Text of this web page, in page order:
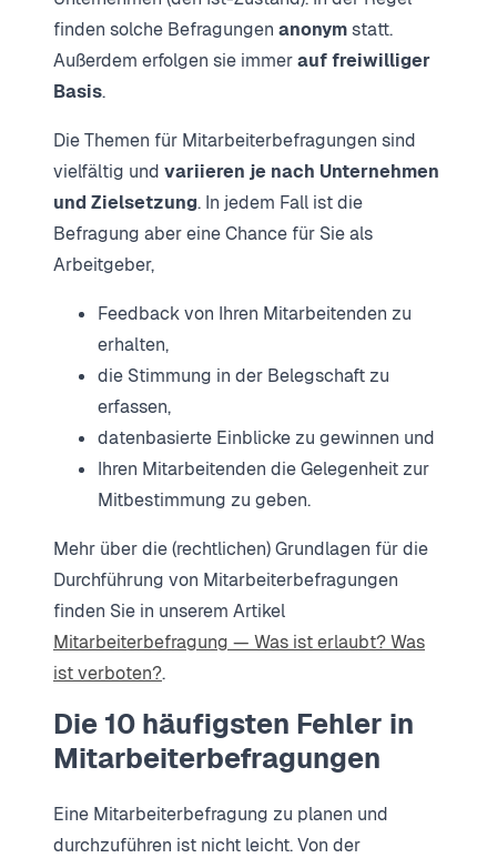
finden solche Befragungen anonymstatt.
Außerdem erfolgen sie immerauf freiwilliger
Basis.
Die Themen für Mitarbeiterbefragungen sind
vielfältig und variieren je nach Unternehmen
und Zielsetzung. In jedem Fall ist die
Befragung aber eine Chance für Sie als
Arbeitgeber,
Feedback von Ihren Mitarbeitenden zu
erhalten,
die Stimmung in der Belegschaft zu
erfassen,
datenbasierte Einblicke zu gewinnen und
Ihren Mitarbeitenden die Gelegenheit zur
Mitbestimmung zu geben.
Mehr über die (rechtlichen) Grundlagen für die
Durchführung von Mitarbeiterbefragungen
finden Sie in unserem Artikel
Mitarbeiterbefragung — Was ist erlaubt? Was
ist verboten?.
Die 10 häufigsten Fehler in
Mitarbeiterbefragungen
Eine Mitarbeiterbefragung zu planen und
durchzuführen ist nicht leicht. Von der